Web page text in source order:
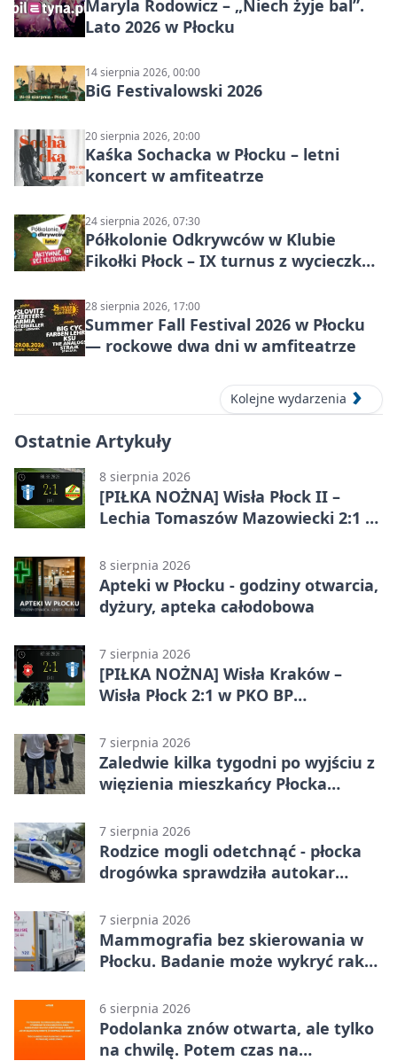
Maryla Rodowicz – „Niech żyje bal”.
Lato 2026 w Płocku
14 sierpnia 2026, 00:00
BiG Festivalowski 2026
20 sierpnia 2026, 20:00
Kaśka Sochacka w Płocku – letni
koncert w amfiteatrze
24 sierpnia 2026, 07:30
Półkolonie Odkrywców w Klubie
Fikołki Płock – IX turnus z wycieczką
28 sierpnia 2026, 17:00
Summer Fall Festival 2026 w Płocku
— rockowe dwa dni w amfiteatrze
Kolejne wydarzenia
Ostatnie Artykuły
8 sierpnia 2026
[PIŁKA NOŻNA] Wisła Płock II –
Lechia Tomaszów Mazowiecki 2:1 w
8 sierpnia 2026
Apteki w Płocku - godziny otwarcia,
dyżury, apteka całodobowa
7 sierpnia 2026
[PIŁKA NOŻNA] Wisła Kraków –
Wisła Płock 2:1 w PKO BP
rozstrzygnęli mecz przed przerwą
7 sierpnia 2026
Zaledwie kilka tygodni po wyjściu z
więzienia mieszkańcy Płocka
7 sierpnia 2026
Rodzice mogli odetchnąć - płocka
drogówka sprawdziła autokar
7 sierpnia 2026
Mammografia bez skierowania w
Płocku. Badanie może wykryć raka,
6 sierpnia 2026
Podolanka znów otwarta, ale tylko
na chwilę. Potem czas na